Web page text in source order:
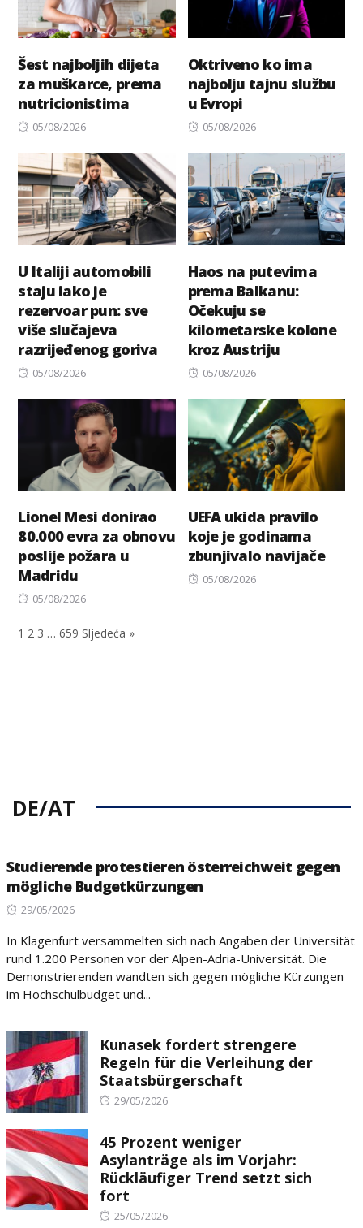
Šest najboljih dijeta
za muškarce, prema
nutricionistima
Posted
05/08/2026
Oktriveno ko ima
najbolju tajnu službu
u Evropi
Posted
05/08/2026
U Italiji automobili
staju iako je
rezervoar pun: sve
više slučajeva
razrijeđenog goriva
Posted
05/08/2026
Haos na putevima
prema Balkanu:
Očekuju se
kilometarske kolone
kroz Austriju
Posted
05/08/2026
Lionel Mesi donirao
80.000 evra za obnovu
poslije požara u
Madridu
Posted
05/08/2026
UEFA ukida pravilo
koje je godinama
zbunjivalo navijače
Posted
05/08/2026
1 2 3 … 659 Sljedeća »
DE/AT
Studierende protestieren österreichweit gegen
mögliche Budgetkürzungen
Posted
29/05/2026
In Klagenfurt versammelten sich nach Angaben der Universität
rund 1.200 Personen vor der Alpen-Adria-Universität. Die
Demonstrierenden wandten sich gegen mögliche Kürzungen
im Hochschulbudget und...
Kunasek fordert strengere
Regeln für die Verleihung der
Staatsbürgerschaft
Posted
29/05/2026
45 Prozent weniger
Asylanträge als im Vorjahr:
Rückläufiger Trend setzt sich
fort
Posted
25/05/2026